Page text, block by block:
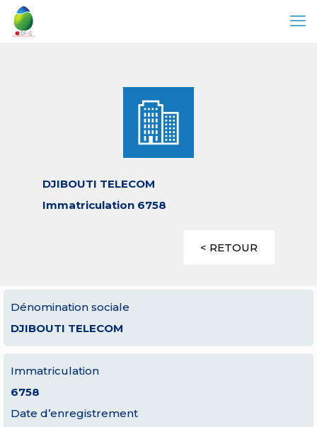
DJIBOUTI TELECOM
Immatriculation 6758
< RETOUR
Dénomination sociale
DJIBOUTI TELECOM
Immatriculation
6758
Date d’enregistrement